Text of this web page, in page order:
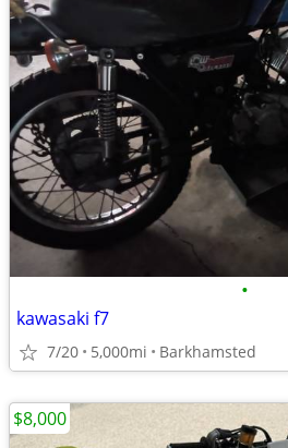
•
kawasaki f7
7/20 5,000mi Barkhamsted
$8,000